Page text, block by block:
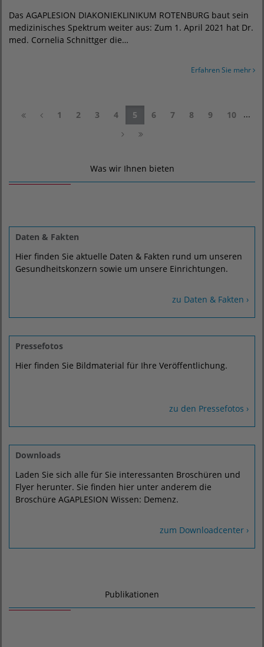
Das AGAPLESION DIAKONIEKLINIKUM ROTENBURG baut sein
medizinisches Spektrum weiter aus: Zum 1. April 2021 hat Dr.
med. Cornelia Schnittger die…
Erfahren Sie mehr
1 2 3 4 5 6 7 8 9 10 ...
Was wir Ihnen bieten
Daten & Fakten
Hier finden Sie aktuelle Daten & Fakten rund um unseren
Gesundheitskonzern sowie um unsere Einrichtungen.
zu Daten & Fakten ›
Pressefotos
Hier finden Sie Bildmaterial für Ihre Veröffentlichung.
zu den Pressefotos ›
Downloads
Laden Sie sich alle für Sie interessanten Broschüren und
Flyer herunter. Sie finden hier unter anderem die
Broschüre AGAPLESION Wissen: Demenz.
zum Downloadcenter ›
Publikationen